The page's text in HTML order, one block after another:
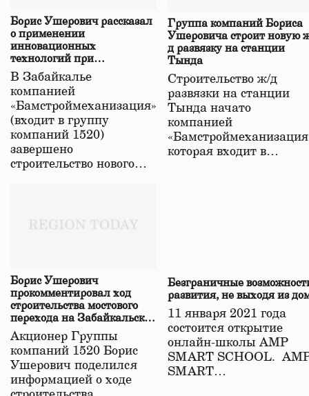
Борис Ушерович рассказал
о применении
инновационных
технологий при
строительстве нового моста
в Забайкалье
В Забайкалье
компанией
«Бамстроймеханизация»
(входит в группу
компаний 1520)
завершено
строительство нового…
Группа компаний Бориса
Ушеровича строит новую
д развязку на станции
Тында
Строительство ж/д
развязки на станции
Тында начато
компанией
которая входит в…
Борис Ушерович
прокомментировал ход
строительства мостового
перехода на Забайкальской
железной дороге
Акционер Группы
компаний 1520 Борис
Ушерович поделился
информацией о ходе
Безграничные
развития, не выходя из
11 января 2021 года
состоится открытие
онлайн-школы АМР
SMART SCHOOL.
SMART…